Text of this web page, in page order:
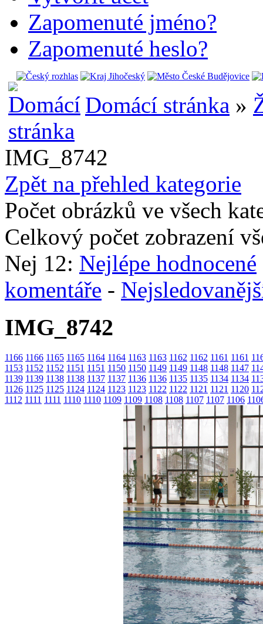
Zapomenuté jméno?
Zapomenuté heslo?
Domácí stránka »
IMG_8742
Zpět na přehled kategorie
Počet obrázků ve všech
Celkový počet zobrazení
Nej 12: Nejlépe hodnocené
komentáře -
IMG_8742
1166 1166 1165 1165 1164 1164 1163 1163 1162 1162 1161 1161
1153 1152 1152 1151 1151 1150 1150 1149 1149 1148 1148 1147
1139 1139 1138 1138 1137 1137 1136 1136 1135 1135 1134 1134
1126 1125 1125 1124 1124 1123 1123 1122 1122 1121 1121 1120
1112 1111 1111 1110 1110 1109 1109 1108 1108 1107 1107 1106